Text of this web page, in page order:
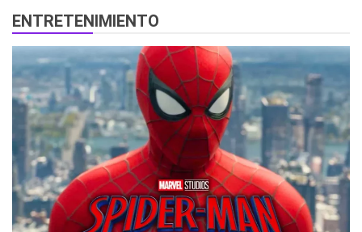
ENTRETENIMIENTO